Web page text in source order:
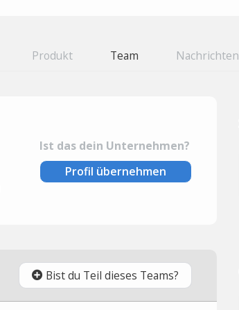
Produkt Team Nachrichten
Ist das dein Unternehmen?
Profil übernehmen
Bist du Teil dieses Teams?